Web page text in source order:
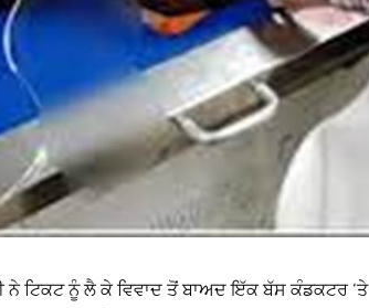
ਟਿਕਟ ਨੂੰ ਲੈ ਕੇ ਵਿਵਾਦ ਤੋਂ ਬਾਅਦ ਇੱਕ ਬੱਸ ਕੰਡਕਟਰ ‘ਤੇ